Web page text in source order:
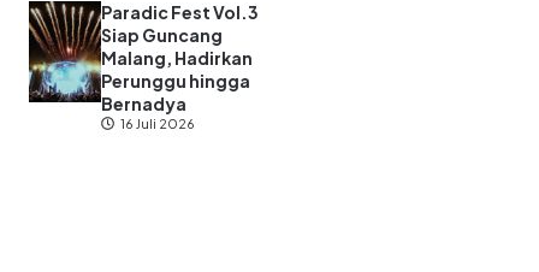
Paradic Fest Vol.3
Siap Guncang
Malang, Hadirkan
Perunggu hingga
Bernadya
16 Juli 2026